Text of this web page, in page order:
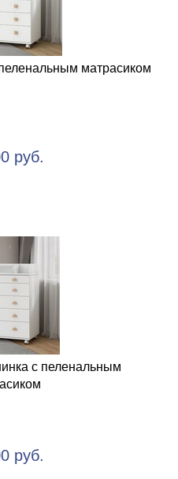
матрасиком
руб.
с пеленальным
руб.